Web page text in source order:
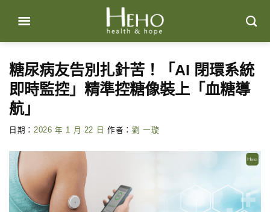
content
糖尿病友告別扎針苦！「AI 閉環系統
即時監控」精準控糖像裝上「血糖導
航」
日期： 2026 年 1 月 22 日 作者： 劉 一璇